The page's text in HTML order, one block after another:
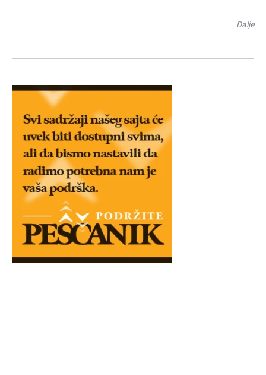
Dalje